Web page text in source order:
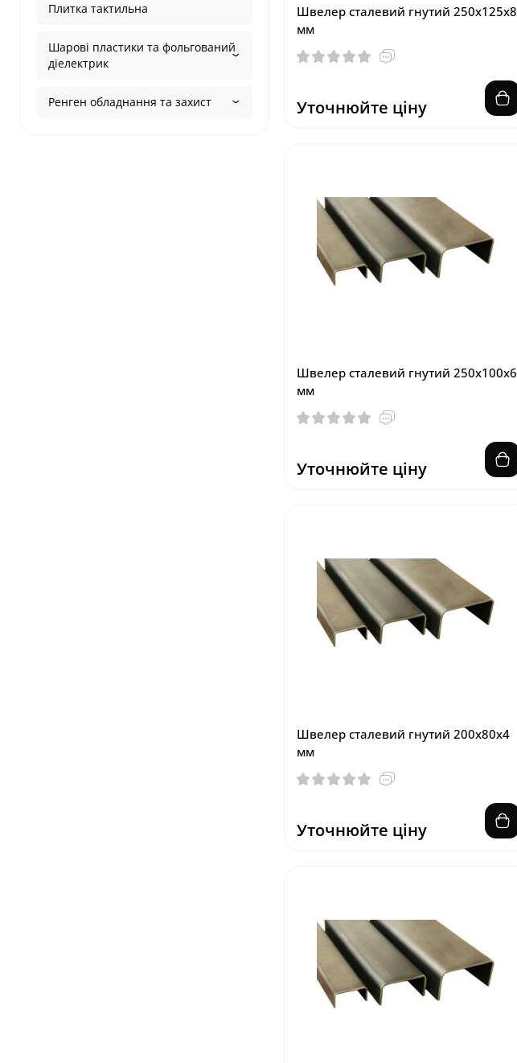
Плитка тактильна
Шарові пластики та фольгований
діелектрик
Ренген обладнання та захист
Швелер сталевий гнутий 250х125х8
мм
Уточнюйте ціну
Швелер сталевий гнутий 250х100х6
мм
Уточнюйте ціну
Швелер сталевий гнутий 200х80х4
мм
Уточнюйте ціну